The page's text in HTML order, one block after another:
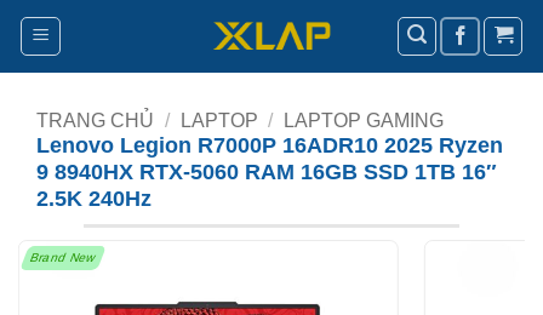
Bỏ
nội
TRANG CHỦ / LAPTOP / LAPTOP GAMING
Lenovo Legion R7000P 16ADR10 2025 Ryzen
9 8940HX RTX-5060 RAM 16GB SSD 1TB 16″
2.5K 240Hz
Brand New